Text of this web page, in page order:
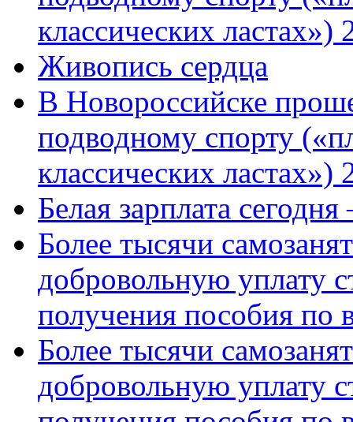
классических
Живопись сердца
В Новороссийске
подводному спорту
классических ластах»)
Белая зарплата
Более тысячи
добровольную уплату
получения пособия по
Более тысячи
добровольную уплату